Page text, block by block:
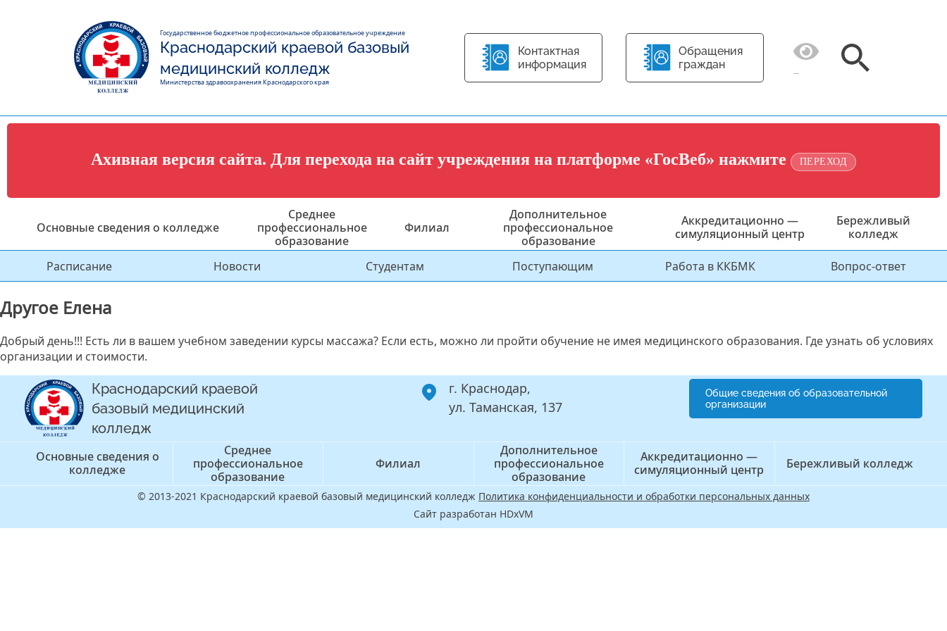
Государственное бюджетное профессиональное образовательное учреждение
Краснодарский краевой базовый
медицинский колледж
Министерства здравоохранения Краснодарского края
Контактная
информация
Обращения
граждан
Ахивная версия сайта. Для перехода на сайт учреждения на платформе «ГосВеб» нажмите ПЕРЕХОД
Основные сведения о колледже
Среднее
профессиональное
образование
Филиал
Дополнительное
профессиональное
образование
Аккредитационно —
симуляционный центр
Бережливый
колледж
Расписание Новости Студентам Поступающим Работа в ККБМК Вопрос-ответ
Другое Елена
Добрый день!!! Есть ли в вашем учебном заведении курсы массажа? Если есть, можно ли пройти обучение не имея медицинского образования. Где узнать об условиях
организации и стоимости.
Краснодарский краевой
базовый медицинский
колледж
г. Краснодар,
ул. Таманская, 137
Общие сведения об образовательной
организации
Основные сведения о
колледже
Среднее
профессиональное
образование
Филиал
Дополнительное
профессиональное
образование
Аккредитационно —
симуляционный центр
Бережливый колледж
© 2013-2021 Краснодарский краевой базовый медицинский колледж Политика конфиденциальности и обработки персональных данных
Сайт разработан HDxVM